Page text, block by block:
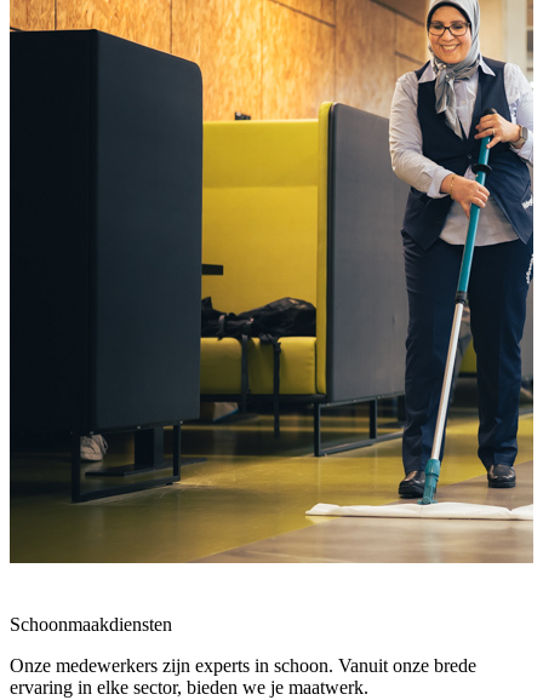
Schoonmaakdiensten
Onze medewerkers zijn experts in schoon. Vanuit onze brede
ervaring in elke sector, bieden we je maatwerk.